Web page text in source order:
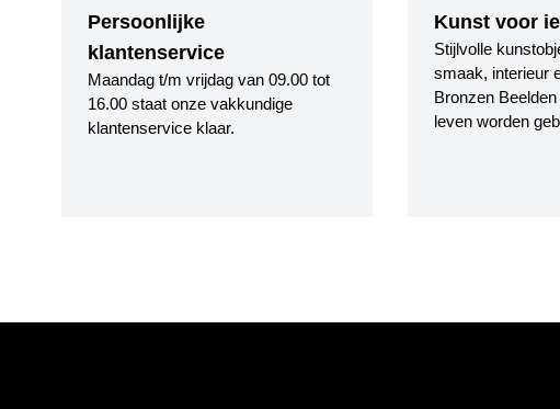
Persoonlijke
klantenservice
Maandag t/m vrijdag van 09.00 tot
16.00 staat onze vakkundige
klantenservice klaar.
Kunst voor
Stijlvolle
smaak, interieur
Bronzen
leven worden